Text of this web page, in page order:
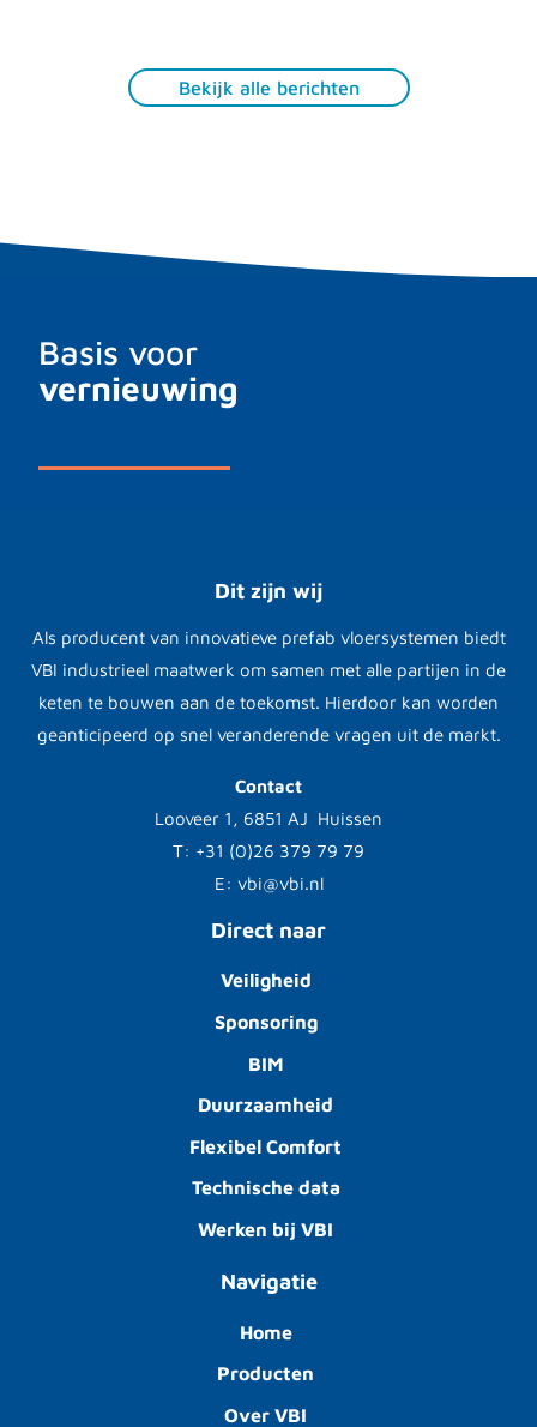
Bekijk alle berichten
Basis voor
vernieuwing
Dit zijn wij
Als producent van innovatieve prefab vloersystemen biedt
VBI industrieel maatwerk om samen met alle partijen in de
keten te bouwen aan de toekomst. Hierdoor kan worden
geanticipeerd op snel veranderende vragen uit de markt.
Contact
Looveer 1, 6851 AJ Huissen
T: +31 (0)26 379 79 79
E: vbi@vbi.nl
Direct naar
Veiligheid
Sponsoring
BIM
Duurzaamheid
Flexibel Comfort
Technische data
Werken bij VBI
Navigatie
Home
Producten
Over VBI